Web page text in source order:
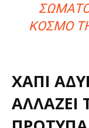
ΌΣΜΟ
ΧΆΠΙ
ΑΛΛΆΖΕΙ